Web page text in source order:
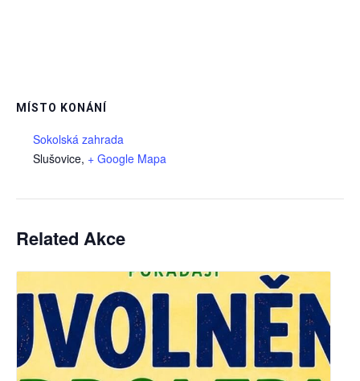
MÍSTO KONÁNÍ
Sokolská zahrada
Slušovice, + Google Mapa
Related Akce